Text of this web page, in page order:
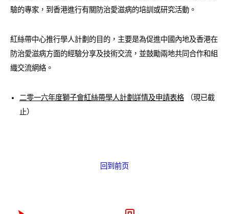
驗的專家，到香港進行有關防治愛滋病的培訓或研究活動。
紅絲帶中心推行學人計劃的目的，主要是為促進中國內地及香港在
防治愛滋病方面的經驗分享及技術交流，並鼓勵兩地共同合作和組
織交流網絡。
二零一六年度獅子會紅絲帶學人計劃詳情及申請表格 （現已截
止）
回到前页